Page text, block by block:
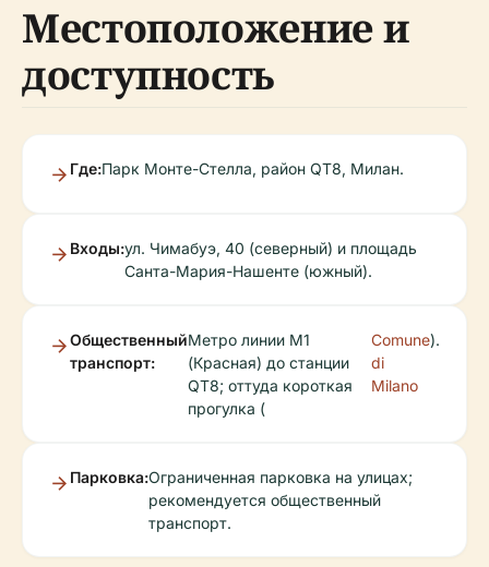
Местоположение и
доступность
Где:Парк Монте-Стелла, район QT8, Милан.
Входы:ул. Чимaбуэ, 40 (северный) и площадь
Санта-Мария-Нашенте (южный).
Общественный
транспорт:
Метро линии M1
(Красная) до станции
QT8; оттуда короткая
прогулка (
Comune
di
Milano
).
Парковка:Ограниченная парковка на улицах;
рекомендуется общественный
транспорт.